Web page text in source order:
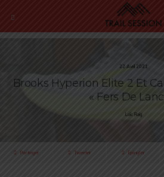
22 Avril 2021
Brooks Hyperion Elite 2 Et
« Fers De
Loïc Roig
Partager Tweeter Épingler